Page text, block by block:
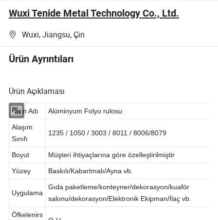
Wuxi Tenide Metal Technology Co., Ltd.
Wuxi, Jiangsu, Çin
Ürün Ayrıntıları
Ürün Açıklaması
Ürün Adı Alüminyum Folyo rulosu
Alaşım
Sınıfı
Boyut Müşteri ihtiyaçlarına göre özelleştirilmiştir
Yüzey Baskılı/Kabartmalı/Ayna vb.
Gıda paketleme/konteyner/dekorasyon/kuaför